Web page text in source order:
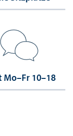
Mo–Fr 10–18